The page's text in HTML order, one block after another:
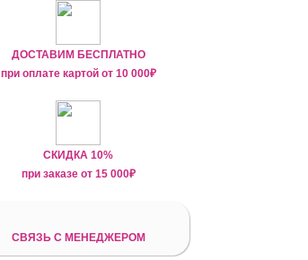
ДОСТАВИМ БЕСПЛАТНО
при оплате картой от 10 000₽
СКИДКА 10%
при заказе от 15 000₽
СВЯЗЬ С МЕНЕДЖЕРОМ